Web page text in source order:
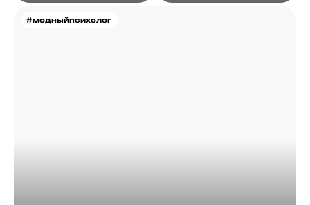
#модныйпсихолог